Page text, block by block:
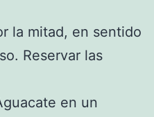
la mitad, en sentido
Reservar las
en un